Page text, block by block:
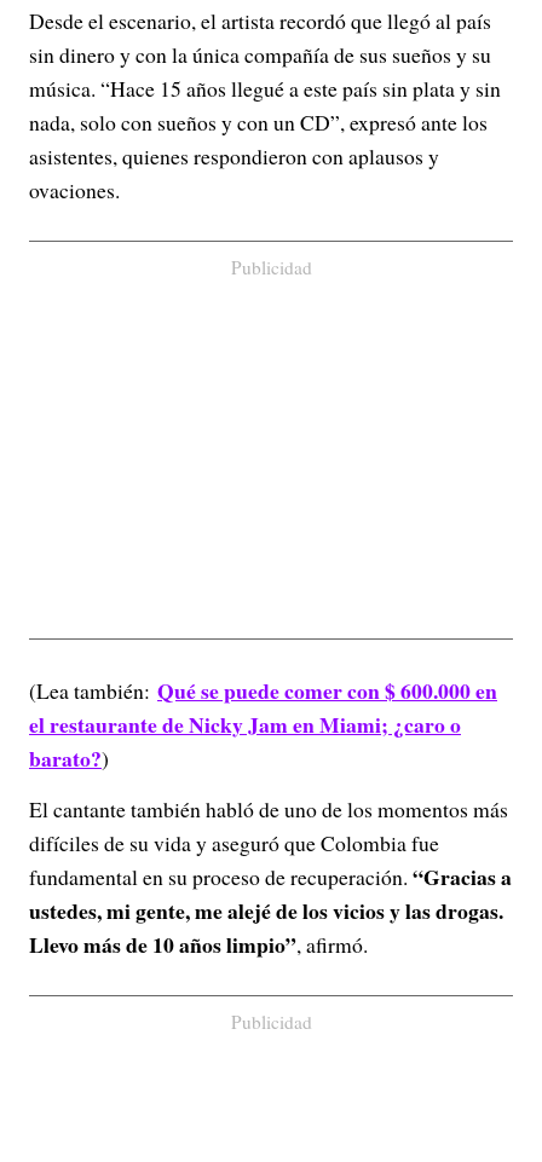
Desde el escenario, el artista recordó que llegó al país
sin dinero y con la única compañía de sus sueños y su
música. “Hace 15 años llegué a este país sin plata y sin
nada, solo con sueños y con un CD”, expresó ante los
asistentes, quienes respondieron con aplausos y
ovaciones.
Publicidad
(Lea también: Qué se puede comer con $ 600.000 en
el restaurante de Nicky Jam en Miami; ¿caro o
barato?)
El cantante también habló de uno de los momentos más
difíciles de su vida y aseguró que Colombia fue
fundamental en su proceso de recuperación. “Gracias a
ustedes, mi gente, me alejé de los vicios y las drogas.
Llevo más de 10 años limpio”, afirmó.
Publicidad